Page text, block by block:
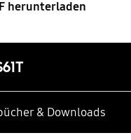
herunterladen
& Downloads